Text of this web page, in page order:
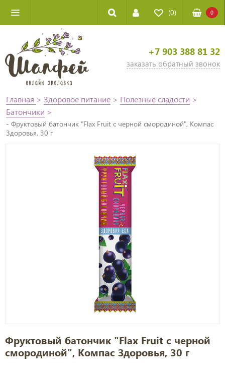
(0) 0
+7 903 388 81 32
заказать обратный звонок
Главная > Здоровое питание > Полезные сладости >
Батончики >
- Фруктовый батончик "Flax Fruit с черной смородиной", Компас
Здоровья, 30 г
Фруктовый батончик "Flax Fruit с черной
смородиной", Компас Здоровья, 30 г